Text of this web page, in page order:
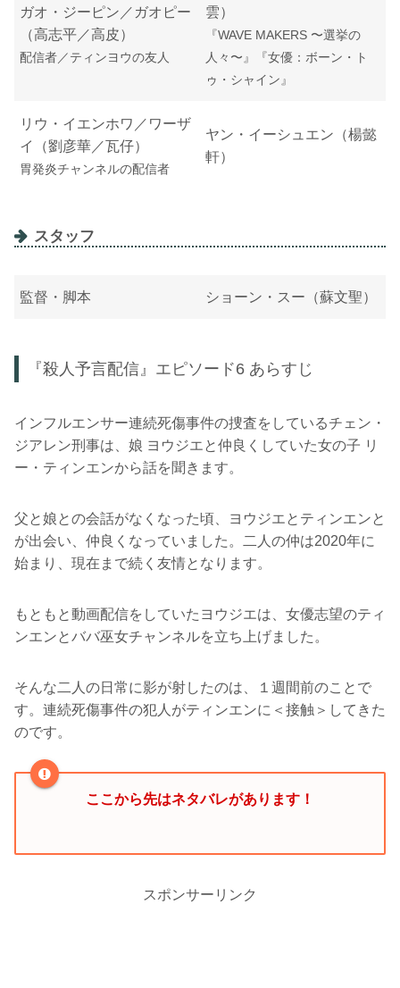
ガオ・ジーピン／ガオピー
（高志平／高皮）
配信者／ティンヨウの友人
雲）
『WAVE MAKERS 〜選挙の
人々〜』『女優：ボーン・ト
ゥ・シャイン』
リウ・イエンホワ／ワーザ
イ（劉彦華／瓦仔）
胃発炎チャンネルの配信者
ヤン・イーシュエン（楊懿
軒）
スタッフ
監督・脚本 ショーン・スー（蘇文聖）
『殺人予言配信』エピソード6 あらすじ
インフルエンサー連続死傷事件の捜査をしているチェン・
ジアレン刑事は、娘 ヨウジエと仲良くしていた女の子 リ
ー・ティンエンから話を聞きます。
父と娘との会話がなくなった頃、ヨウジエとティンエンと
が出会い、仲良くなっていました。二人の仲は2020年に
始まり、現在まで続く友情となります。
もともと動画配信をしていたヨウジエは、女優志望のティ
ンエンとババ巫女チャンネルを立ち上げました。
そんな二人の日常に影が射したのは、１週間前のことで
す。連続死傷事件の犯人がティンエンに＜接触＞してきた
のです。
ここから先はネタバレがあります！
スポンサーリンク